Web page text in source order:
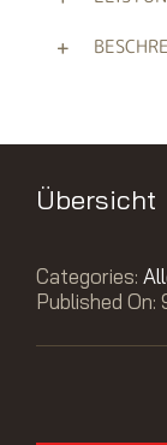
Übersicht
Categories:
Published On: